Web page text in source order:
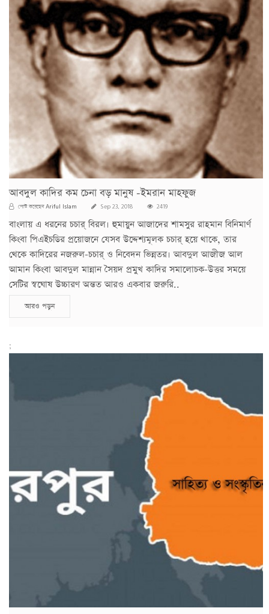
আবদুল কাদির কম চেনা বড় মানুষ -ইমরান মাহফুজ
পোস্ট করেছেনAriful Islam Sep 23, 2018 2419
বাংলায় এ ধরনের চচার্ বিরল। হুমায়ুন আজাদের শামসুর রাহমান বিনিমার্ণ
কিংবা পিএইচডির প্রয়োজনে যেসব উদ্দেশ্যমূলক চচার্ হয়ে থাকে, তার
থেকে কাদিরের নজরুল-চচার্ ও নিবেদন ভিন্নতর। আবদুল আজীজ আল
আমান কিংবা আবদুল মান্নান সৈয়দ প্রমুখ কাদির সমালোচক-উত্তর সময়ে
সেটির স্বঘোষ উচ্চারণ অন্তত আরও একবার জরুরি..
আরও পড়ুন
;